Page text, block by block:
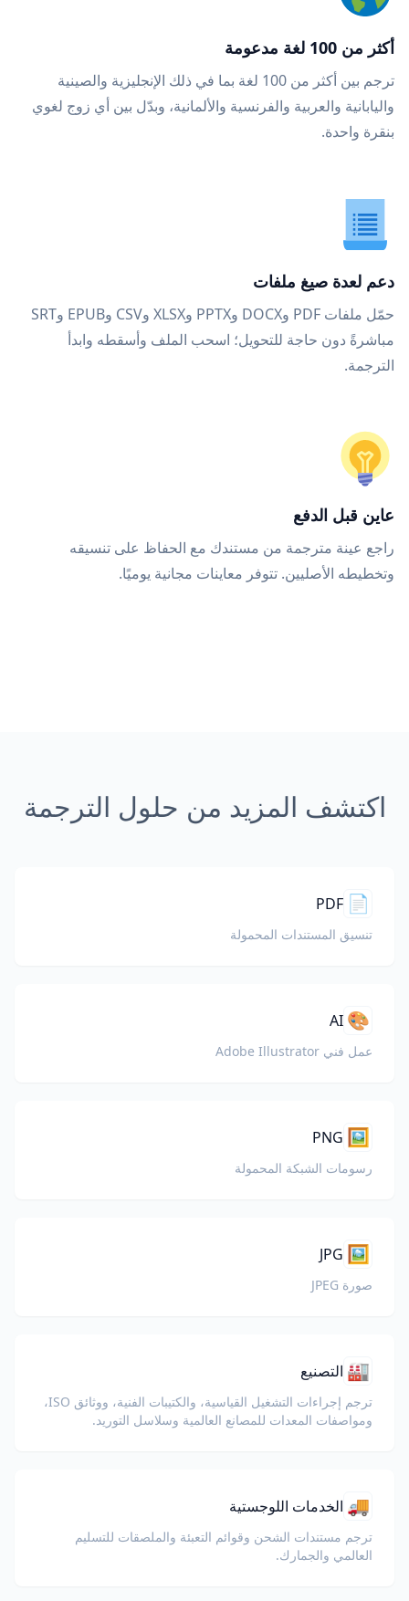
أكثر من 100 لغة مدعومة
ترجم بين أكثر من 100 لغة بما في ذلك الإنجليزية والصينية
واليابانية والعربية والفرنسية والألمانية، وبدّل بين أي زوج لغوي
بنقرة واحدة.
دعم لعدة صيغ ملفات
حمّل ملفات PDF وDOCX وPPTX وXLSX وCSV وEPUB وSRT
مباشرةً دون حاجة للتحويل؛ اسحب الملف وأسقطه وابدأ
الترجمة.
عاين قبل الدفع
راجع عينة مترجمة من مستندك مع الحفاظ على تنسيقه
وتخطيطه الأصليين. تتوفر معاينات مجانية يوميًا.
اكتشف المزيد من حلول الترجمة
📄
PDF
تنسيق المستندات المحمولة
🎨
AI
عمل فني Adobe Illustrator
🖼️
PNG
رسومات الشبكة المحمولة
🖼️
JPG
صورة JPEG
🏭 التصنيع
ترجم إجراءات التشغيل القياسية، والكتيبات الفنية، ووثائق ISO،
ومواصفات المعدات للمصانع العالمية وسلاسل التوريد.
🚚 الخدمات اللوجستية
ترجم مستندات الشحن وقوائم التعبئة والملصقات للتسليم
العالمي والجمارك.